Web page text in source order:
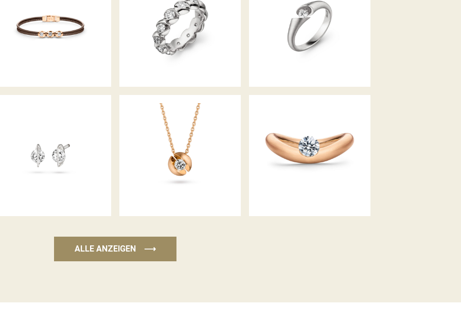
MEMOIRERING CALLA RING CALLA
COLLIER CALLA
SCHAFFRATH LA LUNA DDC
JAHRESRING 2021
ALLE ANZEIGEN ⟶